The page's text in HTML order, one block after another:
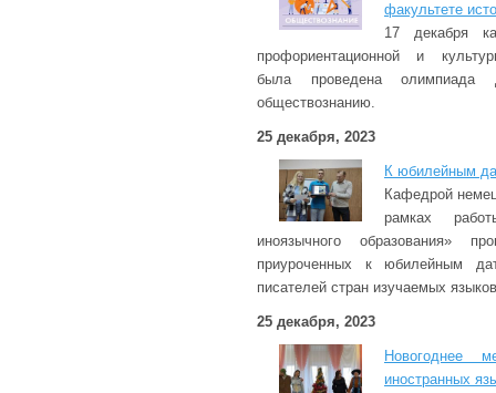
факультете
17 декабря
профориентационной и
была проведена олимпиада
обществознанию.
25 декабря, 2023
К юбилейным
Кафедрой
рамках
иноязычного образования»
приуроченных к юбилейным
писателей стран изучаемых
25 декабря, 2023
Новогоднее
иностранных